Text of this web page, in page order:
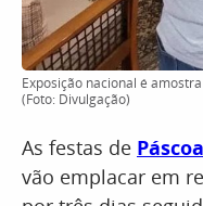
Exposição nacional é
(Foto: Divulgação)
As festas de
vão emplacar em